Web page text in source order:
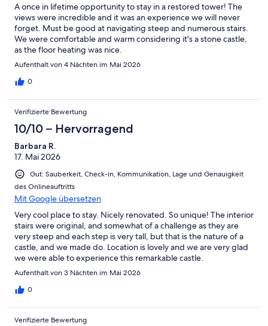
A once in lifetime opportunity to stay in a restored tower! The
views were incredible and it was an experience we will never
forget. Must be good at navigating steep and numerous stairs.
We were comfortable and warm considering it's a stone castle,
as the floor heating was nice.
Aufenthalt von 4 Nächten im Mai 2026
0
Verifizierte Bewertung
10/10 – Hervorragend
Barbara R.
17. Mai 2026
Gut: Sauberkeit, Check-in, Kommunikation, Lage und Genauigkeit
des Onlineauftritts
Mit Google übersetzen
Very cool place to stay. Nicely renovated. So unique! The interior
stairs were original, and somewhat of a challenge as they are
very steep and each step is very tall, but that is the nature of a
castle, and we made do. Location is lovely and we are very glad
we were able to experience this remarkable castle.
Aufenthalt von 3 Nächten im Mai 2026
0
Verifizierte Bewertung